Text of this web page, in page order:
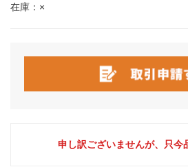
在庫：×
申し訳ございませんが、只今